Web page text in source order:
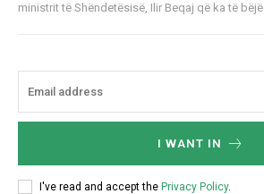
ministrit të Shëndetësisë, Ilir Beqaj që ka të
I WANT IN
I've read and accept the Privacy Policy.